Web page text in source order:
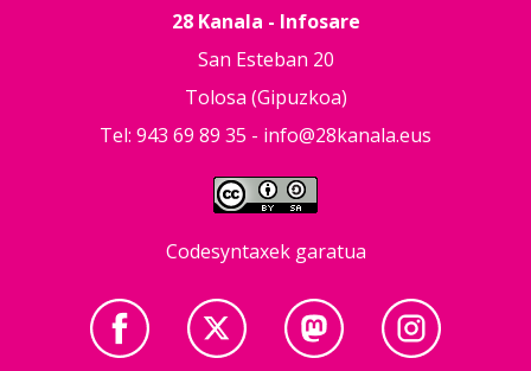
28 Kanala - Infosare
San Esteban 20
Tolosa (Gipuzkoa)
Tel: 943 69 89 35 - info@28kanala.eus
Codesyntaxek garatua